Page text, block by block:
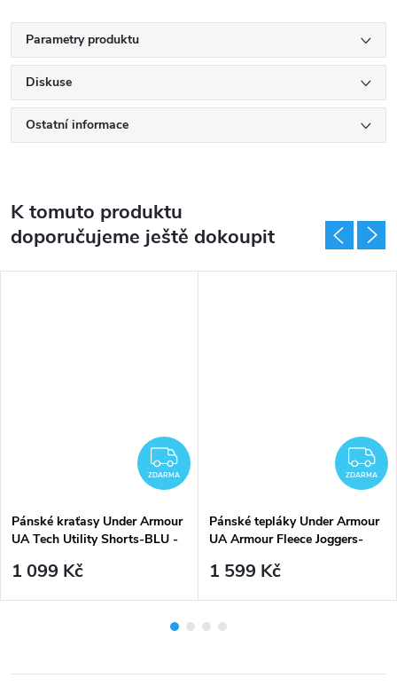
Parametry produktu
Diskuse
Ostatní informace
K tomuto produktu
doporučujeme ještě dokoupit
ZDARMA
ZDARMA
Pánské kraťasy Under Armour
UA Tech Utility Shorts-BLU -
1 099 Kč
ZDARMA
Pánské tepláky Under Armour
UA Armour Fleece Joggers-
1 599 Kč